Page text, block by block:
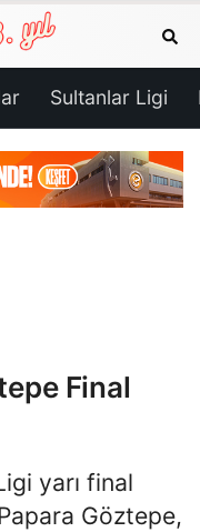
Sultanlar Ligi
Final
yarı final
Göztepe,